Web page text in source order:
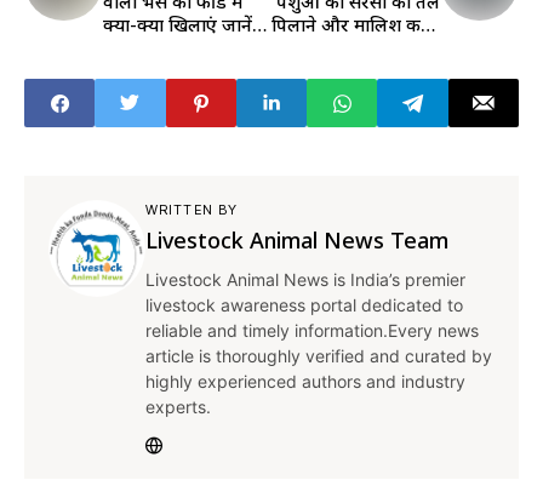
क्या-क्या खिलाएं जानें
पिलाने और मालिश करने
WRITTEN BY
Livestock Animal News Team
Livestock Animal News is India’s premier
livestock awareness portal dedicated to
reliable and timely information.Every news
article is thoroughly verified and curated by
highly experienced authors and industry
experts.